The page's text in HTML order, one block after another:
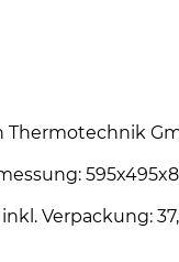
Thermotechnik
Verpackung: